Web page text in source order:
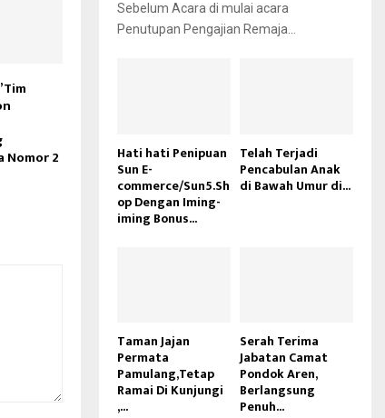
Nomor 2
Sebelum Acara di mulai acara
Penutupan Pengajian Remaja...
Hati hati Penipuan
Sun E-
commerce/Sun5.Sh
op Dengan Iming-
iming Bonus...
Telah Terjadi
Pencabulan Anak
di Bawah Umur di...
Taman Jajan
Permata
Pamulang,Tetap
Ramai Di Kunjungi
,...
Serah Terima
Jabatan Camat
Pondok Aren,
Berlangsung
Penuh...